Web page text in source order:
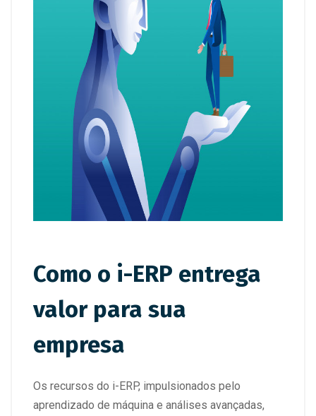
Como o i-ERP entrega
valor para sua
empresa
Os recursos do i-ERP, impulsionados pelo
aprendizado de máquina e análises avançadas,